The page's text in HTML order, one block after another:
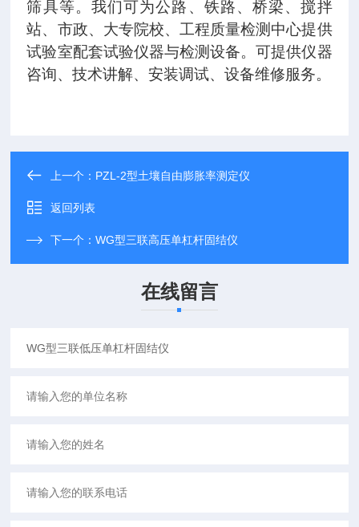
筛具等。我们可为公路、铁路、桥梁、搅拌
站、市政、大专院校、工程质量检测中心提供
试验室配套试验仪器与检测设备。可提供仪器
咨询、技术讲解、安装调试、设备维修服务。
上一个： PZL-2型土壤自由膨胀率测定仪
返回列表
下一个：WG型三联高压单杠杆固结仪
在线留言